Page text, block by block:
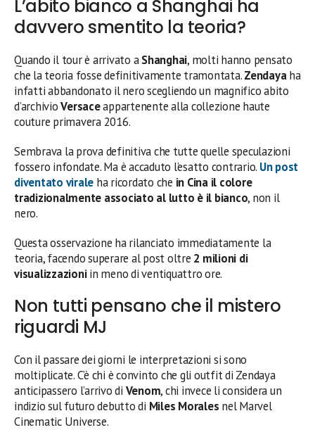
L’abito bianco a Shanghai ha
davvero smentito la teoria?
Quando il tour è arrivato aShanghai, molti hanno pensato
che la teoria fosse definitivamente tramontata.Zendayaha
infatti abbandonato il nero scegliendo un magnifico abito
d’archivioVersaceappartenente alla collezione haute
couture primavera 2016.
Sembrava la prova definitiva che tutte quelle speculazioni
fossero infondate. Ma è accaduto l’esatto contrario. Un post
diventato virale ha ricordato che in Cina il colore
tradizionalmente associato al lutto è il bianco, non il
nero.
Questa osservazione ha rilanciato immediatamente la
teoria, facendo superare al post oltre 2 milioni di
visualizzazioniin meno di ventiquattro ore.
Non tutti pensano che il mistero
riguardi MJ
Con il passare dei giorni le interpretazioni si sono
moltiplicate. C’è chi è convinto che gli outfit di Zendaya
anticipassero l’arrivo di Venom, chi invece li considera un
indizio sul futuro debutto di Miles Morales nel Marvel
Cinematic Universe.